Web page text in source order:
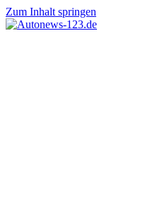
Zum Inhalt springen